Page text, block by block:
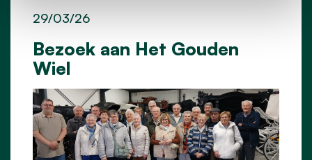
Bezoek aan Het Gouden
Wiel
29/03/26